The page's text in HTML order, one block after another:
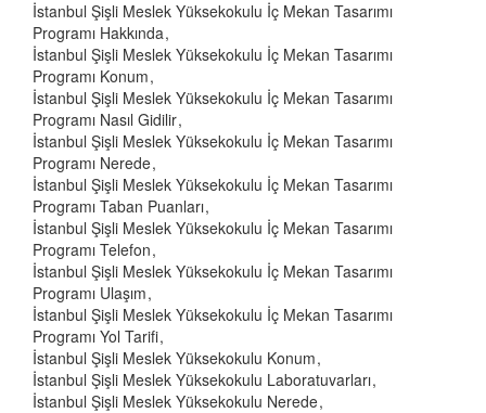
İstanbul Şişli Meslek Yüksekokulu İç Mekan Tasarımı
Programı Hakkında
İstanbul Şişli Meslek Yüksekokulu İç Mekan Tasarımı
Programı Konum
İstanbul Şişli Meslek Yüksekokulu İç Mekan Tasarımı
Programı Nasıl Gidilir
İstanbul Şişli Meslek Yüksekokulu İç Mekan Tasarımı
Programı Nerede
İstanbul Şişli Meslek Yüksekokulu İç Mekan Tasarımı
Programı Taban Puanları
İstanbul Şişli Meslek Yüksekokulu İç Mekan Tasarımı
Programı Telefon
İstanbul Şişli Meslek Yüksekokulu İç Mekan Tasarımı
Programı Ulaşım
İstanbul Şişli Meslek Yüksekokulu İç Mekan Tasarımı
Programı Yol Tarifi
İstanbul Şişli Meslek Yüksekokulu Konum
İstanbul Şişli Meslek Yüksekokulu Laboratuvarları
İstanbul Şişli Meslek Yüksekokulu Nerede